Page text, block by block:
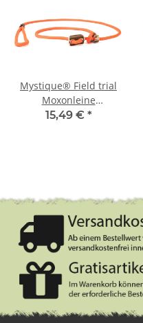
Mystique® Field trial
Moxonleine
Retrieverleine 6mm
15,49 € *